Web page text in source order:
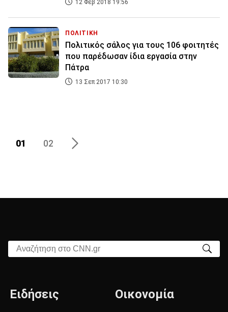
12 Φεβ 2018 19:56
ΠΟΛΙΤΙΚΗ
Πολιτικός σάλος για τους 106 φοιτητές
που παρέδωσαν ίδια εργασία στην
Πάτρα
13 Σεπ 2017 10:30
01 02
Αναζήτηση στο CNN.gr
Ειδήσεις Οικονομία